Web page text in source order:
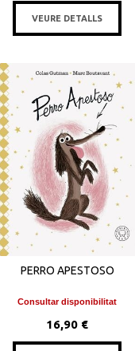
VEURE DETALLS
PERRO APESTOSO
Consultar disponibilitat
16,90 €